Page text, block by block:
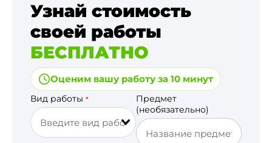
Узнай стоимость
своей работы
БЕСПЛАТНО
Оценим вашу работу за 10 минут
Вид работы *
Предмет
(необязательно)